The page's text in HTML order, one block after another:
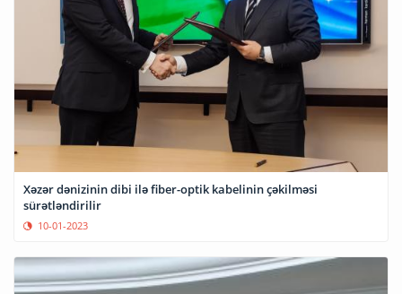
Xəzər dənizinin dibi ilə fiber-optik kabelinin çəkilməsi
sürətləndirilir
10-01-2023